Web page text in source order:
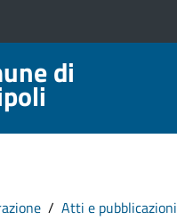
di
Atti e pubblicazioni